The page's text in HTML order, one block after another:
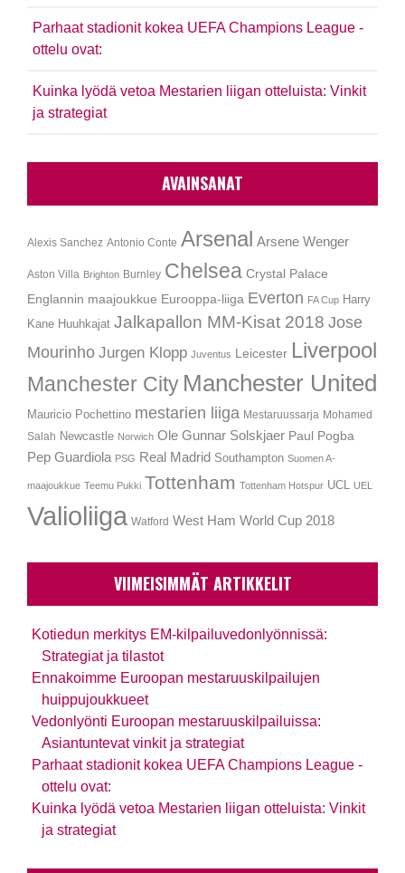
Parhaat stadionit kokea UEFA Champions League -
ottelu ovat:
Kuinka lyödä vetoa Mestarien liigan otteluista: Vinkit
ja strategiat
AVAINSANAT
Alexis Sanchez Antonio Conte Arsenal Arsene Wenger
Aston Villa Brighton Burnley Chelsea Crystal Palace
Englannin maajoukkue Eurooppa-liiga Everton FA Cup Harry
Kane Huuhkajat Jalkapallon MM-Kisat 2018 Jose
Mourinho Jurgen Klopp Juventus Leicester Liverpool
Manchester City Manchester United
Mauricio Pochettino mestarien liiga Mestaruussarja Mohamed
Salah Newcastle Norwich Ole Gunnar Solskjaer Paul Pogba
Pep Guardiola PSG Real Madrid Southampton Suomen A-
maajoukkue Teemu Pukki Tottenham Tottenham Hotspur UCL UEL
Valioliiga Watford West Ham World Cup 2018
VIIMEISIMMÄT ARTIKKELIT
Kotiedun merkitys EM-kilpailuvedonlyönnissä:
Strategiat ja tilastot
Ennakoimme Euroopan mestaruuskilpailujen
huippujoukkueet
Vedonlyönti Euroopan mestaruuskilpailuissa:
Asiantuntevat vinkit ja strategiat
Parhaat stadionit kokea UEFA Champions League -
ottelu ovat:
Kuinka lyödä vetoa Mestarien liigan otteluista: Vinkit
ja strategiat